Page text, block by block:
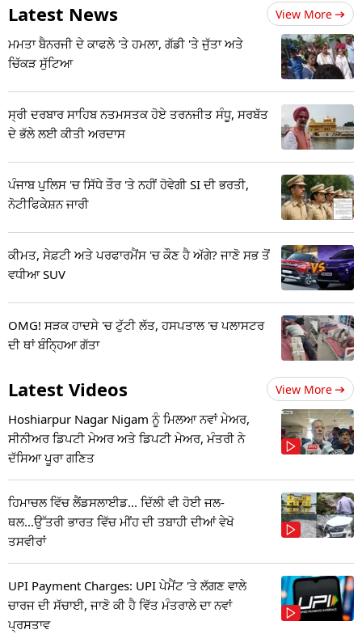
Latest News View More
ਮਮਤਾ ਬੈਨਰਜੀ ਦੇ ਕਾਫਲੇ 'ਤੇ ਹਮਲਾ, ਗੱਡੀ 'ਤੇ ਜੁੱਤਾ ਅਤੇ
ਚਿੱਕੜ ਸੁੱਟਿਆ
ਸ੍ਰੀ ਦਰਬਾਰ ਸਾਹਿਬ ਨਤਮਸਤਕ ਹੋਏ ਤਰਨਜੀਤ ਸੰਧੂ, ਸਰਬੱਤ
ਦੇ ਭੱਲੇ ਲਈ ਕੀਤੀ ਅਰਦਾਸ
ਪੰਜਾਬ ਪੁਲਿਸ 'ਚ ਸਿੱਧੇ ਤੌਰ 'ਤੇ ਨਹੀਂ ਹੋਵੇਗੀ SI ਦੀ ਭਰਤੀ,
ਨੋਟੀਫਿਕੇਸ਼ਨ ਜਾਰੀ
ਕੀਮਤ, ਸੇਫ਼ਟੀ ਅਤੇ ਪਰਫਾਰਮੈਂਸ 'ਚ ਕੌਣ ਹੈ ਅੱਗੇ? ਜਾਣੋ ਸਭ ਤੋਂ
ਵਧੀਆ SUV
OMG! ਸੜਕ ਹਾਦਸੇ 'ਚ ਟੁੱਟੀ ਲੱਤ, ਹਸਪਤਾਲ 'ਚ ਪਲਾਸਟਰ
ਦੀ ਥਾਂ ਬੰਨ੍ਹਿਆ ਗੱਤਾ
Latest Videos View More
Hoshiarpur Nagar Nigam ਨੂੰ ਮਿਲਆ ਨਵਾਂ ਮੇਅਰ,
ਸੀਨੀਅਰ ਡਿਪਟੀ ਮੇਅਰ ਅਤੇ ਡਿਪਟੀ ਮੇਅਰ, ਮੰਤਰੀ ਨੇ
ਦੱਸਿਆ ਪੂਰਾ ਗਣਿਤ
ਹਿਮਾਚਲ ਵਿੱਚ ਲੈਂਡਸਲਾਈਡ... ਦਿੱਲੀ ਵੀ ਹੋਈ ਜਲ-
ਥਲ...ਉੱਤਰੀ ਭਾਰਤ ਵਿੱਚ ਮੀਂਹ ਦੀ ਤਬਾਹੀ ਦੀਆਂ ਵੇਖੋ
ਤਸਵੀਰਾਂ
UPI Payment Charges: UPI ਪੇਮੈਂਟ 'ਤੇ ਲੱਗਣ ਵਾਲੇ
ਚਾਰਜ ਦੀ ਸੱਚਾਈ, ਜਾਣੋ ਕੀ ਹੈ ਵਿੱਤ ਮੰਤਰਾਲੇ ਦਾ ਨਵਾਂ
ਪ੍ਰਸਤਾਵ